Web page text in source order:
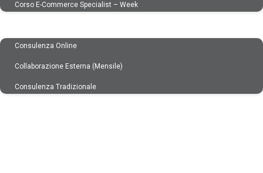
Corso E-Commerce Specialist – Week
Consulenza Online
Collaborazione Esterna (mensile)
Consulenza Tradizionale